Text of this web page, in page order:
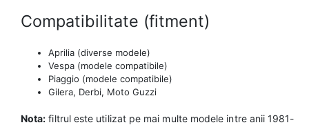
Compatibilitate (fitment)
Aprilia (diverse modele)
Vespa (modele compatibile)
Piaggio (modele compatibile)
Gilera, Derbi, Moto Guzzi
Nota: filtrul este utilizat pe mai multe modele intre anii 1981-